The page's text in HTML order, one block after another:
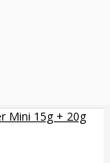
Mini 15g + 20g